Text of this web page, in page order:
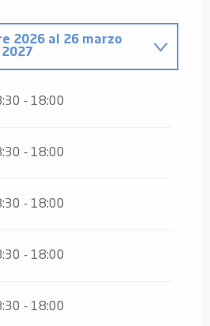
2026 al
26 marzo
2027
- 18:00
- 18:00
- 18:00
- 18:00
- 18:00